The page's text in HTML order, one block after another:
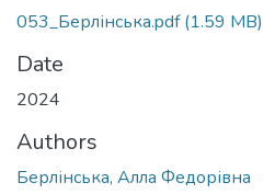
053_Берлінська.pdf(1.59 MB)
Date
2024
Authors
Берлінська, Алла Федорівна